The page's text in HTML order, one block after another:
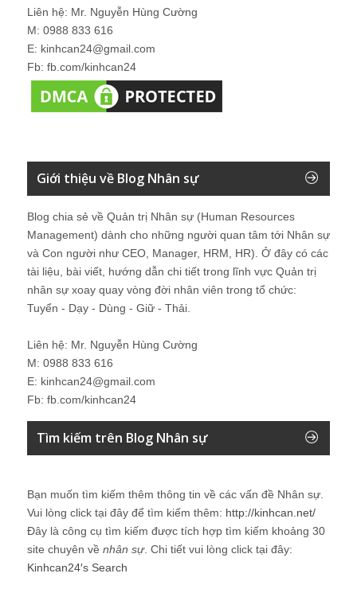
Liên hệ: Mr. Nguyễn Hùng Cường
M: 0988 833 616
E: kinhcan24@gmail.com
Fb: fb.com/kinhcan24
Giới thiệu về Blog Nhân sự
Blog chia sẻ về Quản trị Nhân sự (Human Resources
Management) dành cho những người quan tâm tới Nhân sự
và Con người như CEO, Manager, HRM, HR). Ở đây có các
tài liệu, bài viết, hướng dẫn chi tiết trong lĩnh vực Quản trị
nhân sự xoay quay vòng đời nhân viên trong tổ chức:
Tuyển - Dạy - Dùng - Giữ - Thải.
Liên hệ: Mr. Nguyễn Hùng Cường
M: 0988 833 616
E: kinhcan24@gmail.com
Fb: fb.com/kinhcan24
Tìm kiếm trên Blog Nhân sự
Bạn muốn tìm kiếm thêm thông tin về các vấn đề Nhân sự
Vui lòng click tại đây để tìm kiếm thêm: http://kinhcan.net/
Đây là công cụ tìm kiếm được tích hợp tìm kiếm khoảng 30
site chuyên về nhân sự. Chi tiết vui lòng click tại đây:
Kinhcan24′s Search